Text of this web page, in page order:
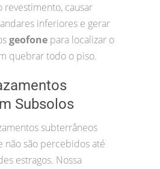
causar
inferiores e gerar
geofone para localizar o
quebrar todo o piso.
Subsolos
subterrâneos
não são percebidos até
estragos. Nossa